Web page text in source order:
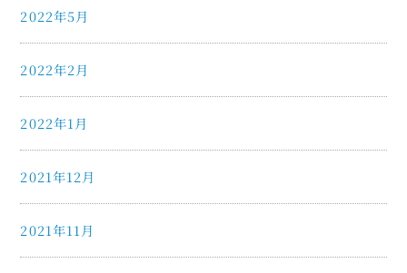
2022年5月
2022年2月
2022年1月
2021年12月
2021年11月